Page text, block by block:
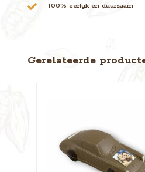
100% eerlijk en duurzaam
Gerelateerde